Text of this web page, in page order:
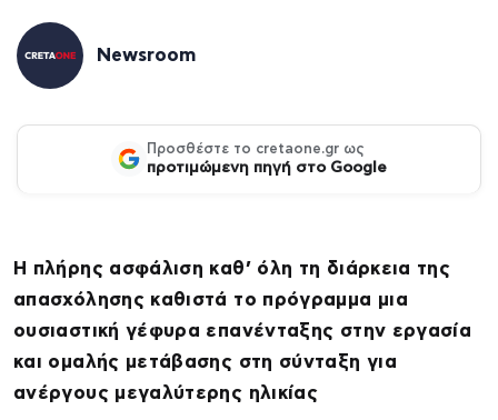
Newsroom
Προσθέστε το cretaone.gr ως
προτιμώμενη πηγή στο Google
Η πλήρης ασφάλιση καθ’ όλη τη διάρκεια της
απασχόλησης καθιστά το πρόγραμμα μια
ουσιαστική γέφυρα επανένταξης στην εργασία
και ομαλής μετάβασης στη σύνταξη για
ανέργους μεγαλύτερης ηλικίας